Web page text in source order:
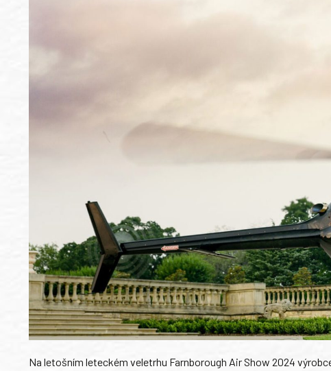
Na letošním leteckém veletrhu Farnborough Air Show 2024